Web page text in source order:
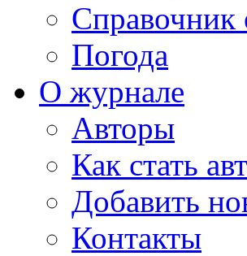
Справочник
Погода
О журнале
Авторы
Как стать
Добавить
Контакты